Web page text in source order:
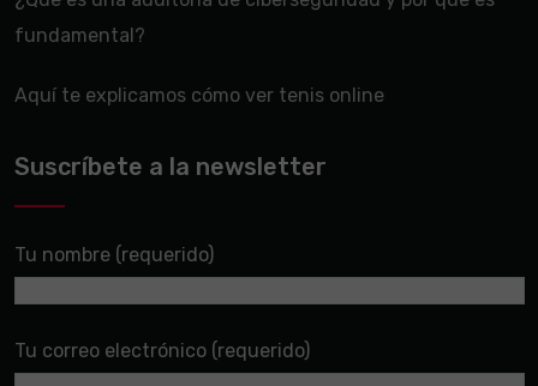
fundamental?
Aquí te explicamos cómo ver tenis online
Suscríbete a la newsletter
Tu nombre (requerido)
Tu correo electrónico (requerido)